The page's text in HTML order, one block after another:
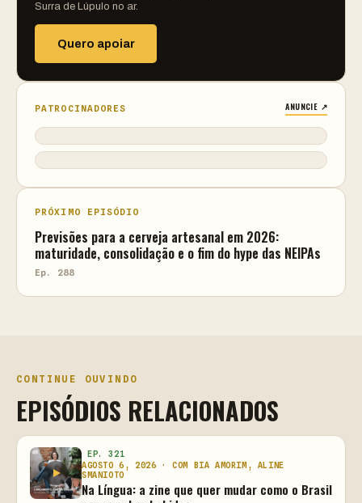
Surra de Lúpulo no ar.
Quero apoiar
PATROCINADORES ANUNCIE ↗
PRÓXIMO EPISÓDIO
Previsões para a cerveja artesanal em 2026:
maturidade, consolidação e o fim do hype das NEIPAs
Ep. 288
CONTINUE OUVINDO
EPISÓDIOS RELACIONADOS
EP. 321
AGOSTO 6, 2026 · COM BIA AMORIM, ALINE
SMANIOTO
Na Língua: a zine que quer mudar como o Brasil